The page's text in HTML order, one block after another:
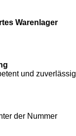
Warenlager
und zuverlässig
der Nummer